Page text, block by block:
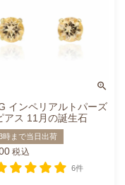
インペリアルトパーズ
アス 11月の誕生石
時まで当日出荷
税込
6件